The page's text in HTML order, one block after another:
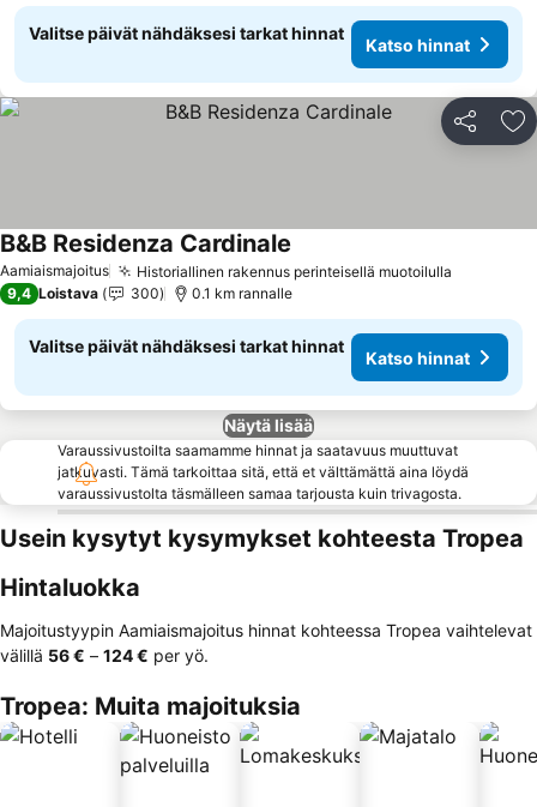
Valitse päivät nähdäksesi tarkat hinnat
Katso hinnat
Jaa
Aamiaismajoitus Historiallinen rakennus perinteisellä muotoilulla
B&B Residenza Cardinale
9,4 Loistava 300 0.1 km rannalle
Valitse päivät nähdäksesi tarkat hinnat
Katso hinnat
Näytä lisää
Varaussivustoilta saamamme hinnat ja saatavuus muuttuvat
jatkuvasti. Tämä tarkoittaa sitä, että et välttämättä aina löydä
varaussivustolta täsmälleen samaa tarjousta kuin trivagosta.
Usein kysytyt kysymykset kohteesta Tropea
Hintaluokka
Majoitustyypin Aamiaismajoitus hinnat kohteessa Tropea vaihtelevat
välillä ‎56 € – ‎124 € per yö.
Tropea: Muita majoituksia